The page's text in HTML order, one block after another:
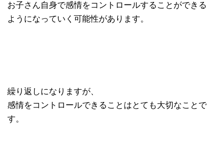
お子さん自身で感情をコントロールすることができる
ようになっていく可能性があります。
繰り返しになりますが、
感情をコントロールできることはとても大切なことで
す。